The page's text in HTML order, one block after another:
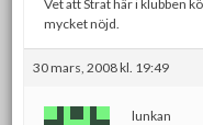
Vet att Strat här i klubben
mycket nöjd.
30 mars, 2008 kl. 19:49
lunkan